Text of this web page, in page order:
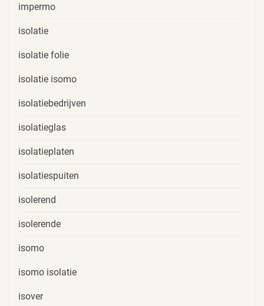
impermo
isolatie
isolatie folie
isolatie isomo
isolatiebedrijven
isolatieglas
isolatieplaten
isolatiespuiten
isolerend
isolerende
isomo
isomo isolatie
isover